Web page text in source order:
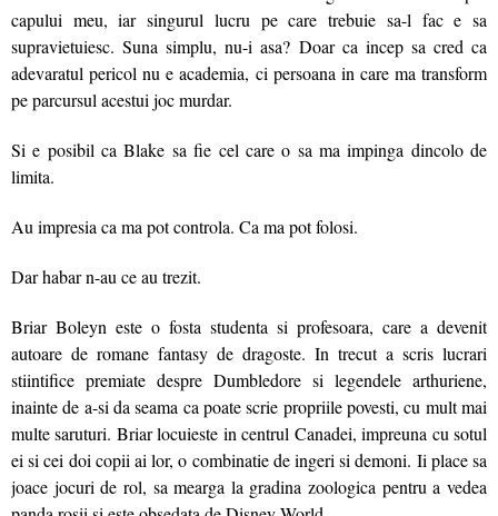
capului meu, iar singurul lucru pe care trebuie sa-l fac e sa
supravietuiesc. Suna simplu, nu-i asa? Doar ca incep sa cred ca
adevaratul pericol nu e academia, ci persoana in care ma transform
pe parcursul acestui joc murdar.
Si e posibil ca Blake sa fie cel care o sa ma impinga dincolo de
limita.
Au impresia ca ma pot controla. Ca ma pot folosi.
Dar habar n-au ce au trezit.
Briar Boleyn este o fosta studenta si profesoara, care a devenit
autoare de romane fantasy de dragoste. In trecut a scris lucrari
stiintifice premiate despre Dumbledore si legendele arthuriene,
inainte de a-si da seama ca poate scrie propriile povesti, cu mult mai
multe saruturi. Briar locuieste in centrul Canadei, impreuna cu sotul
ei si cei doi copii ai lor, o combinatie de ingeri si demoni. Ii place sa
joace jocuri de rol, sa mearga la gradina zoologica pentru a vedea